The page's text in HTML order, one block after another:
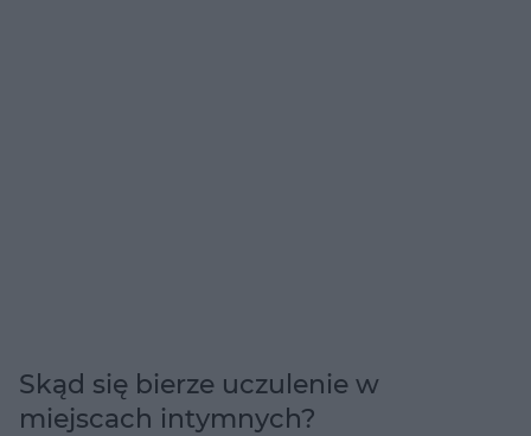
Skąd się bierze uczulenie w
miejscach intymnych?